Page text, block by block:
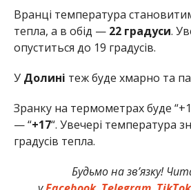
Вранці температура
тепла, а в обід — 22 градуси.
опуститься до 19 градусів.
У Долині теж буде хмарно та
Зранку на термометрах буде
— “+17“. Увечері температура
градусів тепла.
Будьмо на зв’язку!